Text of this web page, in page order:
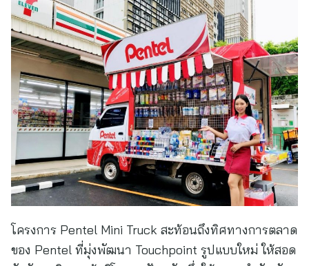
โครงการ Pentel Mini Truck สะท้อนถึงทิศทางการตลาด
ของ Pentel ที่มุ่งพัฒนา Touchpoint รูปแบบใหม่ ให้สอด